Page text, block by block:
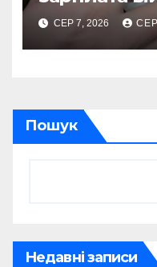
році
СЕР 7, 2026
Пошук
Недавні записи